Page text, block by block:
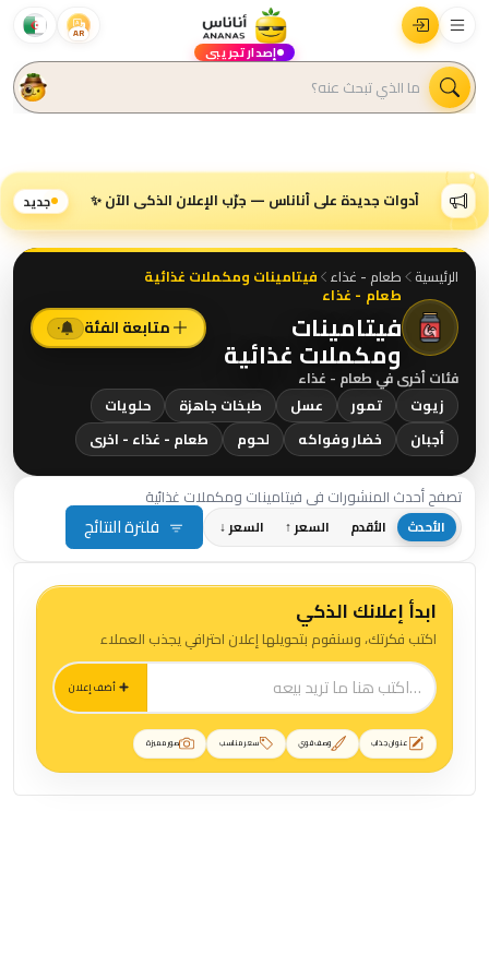
AR
إصدار تجريبي
أدوات جديدة على أناناس — جرّب الإعلان الذكي الآن ✨ جديد
الرئيسية طعام - غذاء فيتامينات ومكملات غذائية
طعام - غذاء
فيتامينات
ومكملات غذائية
متابعة الفئة ٠
فئات أخرى في طعام - غذاء
زيوت
تمور عسل طبخات جاهزة
حلويات
أجبان
خضار وفواكه لحوم طعام - غذاء - اخرى
تصفح أحدث المنشورات في فيتامينات ومكملات غذائية
الأحدث الأقدم السعر ↑ السعر ↓ فلترة النتائج
ابدأ إعلانك الذكي
اكتب فكرتك، وسنقوم بتحويلها إعلان احترافي يجذب العملاء
أضف إعلان
عنوان جذاب وصف قوي سعر مناسب صور مميزة